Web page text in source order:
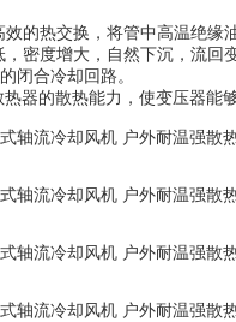
效的热交换，将管中高温绝缘
，密度增大，自然下沉，流
闭合冷却回路。
的散热能力，使变压器能够